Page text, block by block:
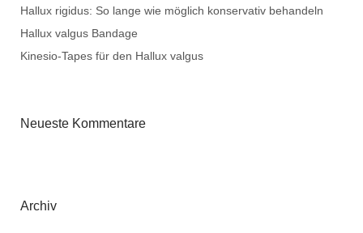
Hallux rigidus: So lange wie möglich konservativ behandeln
Hallux valgus Bandage
Kinesio-Tapes für den Hallux valgus
Neueste Kommentare
Archiv